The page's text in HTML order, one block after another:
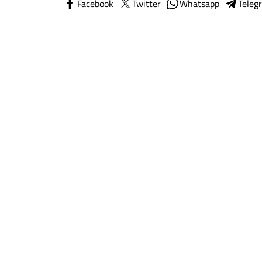
Facebook Twitter Whatsapp